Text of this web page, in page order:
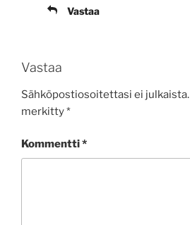
Vastaa
Vastaa
Sähköpostiosoitettasi ei julkaista.
merkitty*
Kommentti*